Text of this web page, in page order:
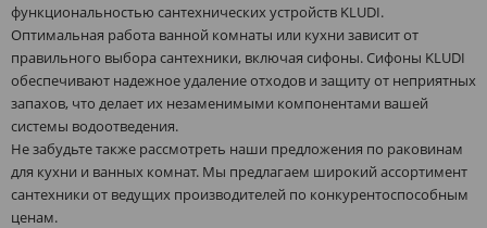
функциональностью сантехнических устройств KLUDI.
Оптимальная работа ванной комнаты или кухни зависит от
правильного выбора сантехники, включая сифоны. Сифоны KLUDI
обеспечивают надежное удаление отходов и защиту от неприятных
запахов, что делает их незаменимыми компонентами вашей
системы водоотведения.
Не забудьте также рассмотреть наши предложения по раковинам
для кухни и ванных комнат. Мы предлагаем широкий ассортимент
сантехники от ведущих производителей по конкурентоспособным
ценам.